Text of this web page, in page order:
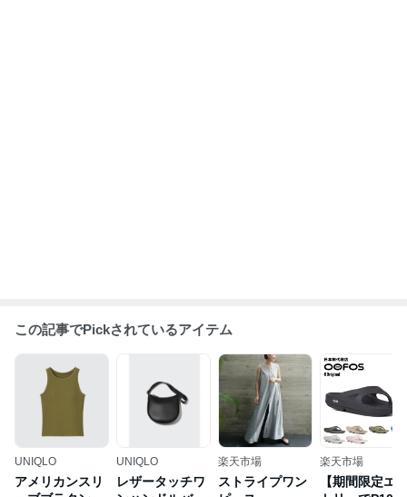
この記事でPickされているアイテム
UNIQLO
アメリカンスリ
UNIQLO
レザータッチワ
楽天市場
ストライプワン
楽天市場
【期間限定エ